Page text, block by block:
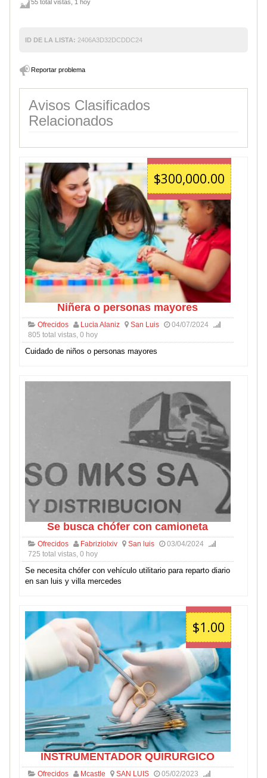
55 total vistas, 1 hoy
ID DE LA LISTA: 2406A3D32DCDDC24
Reportar problema
Avisos Clasificados
Relacionados
$300,000.00
Niñera o personas mayores
Ofrecidos Lucia Alaniz San Luis
04/07/2024
805 total vistas, 0 hoy
Cuidado de niños o personas mayores
Se busca chófer con camioneta
Ofrecidos Fabriziolxiv San luis
03/04/2024
725 total vistas, 0 hoy
Se necesita chófer con vehículo utilitario para reparto diario
en san luis y villa mercedes
$1.00
INSTRUMENTADOR QUIRURGICO
Ofrecidos Mcastle SAN LUIS 05/02/2023